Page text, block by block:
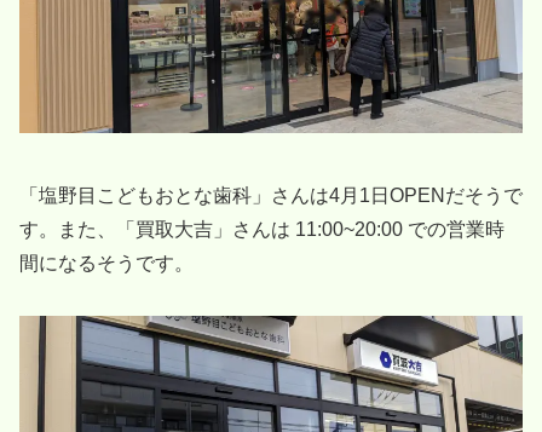
「塩野目こどもおとな歯科」さんは4月1日OPENだそうで
す。また、「買取大吉」さんは 11:00~20:00 での営業時
間になるそうです。